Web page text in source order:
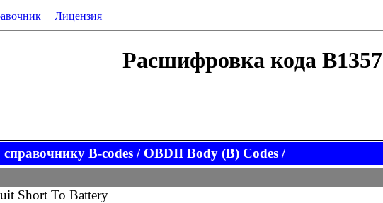
Лицензия
Расшифровка кода B1357
справочнику B-codes / OBDII Body (B) Codes /
Short To Battery